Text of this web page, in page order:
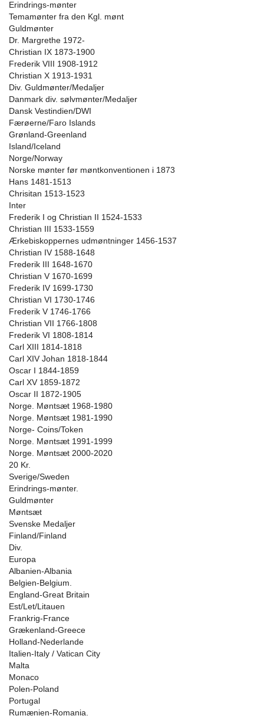
Erindrings-mønter
Temamønter fra den Kgl. mønt
Guldmønter
Dr. Margrethe 1972-
Christian IX 1873-1900
Frederik VIII 1908-1912
Christian X 1913-1931
Div. Guldmønter/Medaljer
Danmark div. sølvmønter/Medaljer
Dansk Vestindien/DWI
Færøerne/Faro Islands
Grønland-Greenland
Island/Iceland
Norge/Norway
Norske mønter før møntkonventionen i 1873
Hans 1481-1513
Chrisitan 1513-1523
Inter
Frederik I og Christian II 1524-1533
Christian III 1533-1559
Ærkebiskoppernes udmøntninger 1456-1537
Christian IV 1588-1648
Frederik III 1648-1670
Christian V 1670-1699
Frederik IV 1699-1730
Christian VI 1730-1746
Frederik V 1746-1766
Christian VII 1766-1808
Frederik VI 1808-1814
Carl XIII 1814-1818
Carl XIV Johan 1818-1844
Oscar I 1844-1859
Carl XV 1859-1872
Oscar II 1872-1905
Norge. Møntsæt 1968-1980
Norge. Møntsæt 1981-1990
Norge- Coins/Token
Norge. Møntsæt 1991-1999
Norge. Møntsæt 2000-2020
20 Kr.
Sverige/Sweden
Erindrings-mønter.
Guldmønter
Møntsæt
Svenske Medaljer
Finland/Finland
Div.
Europa
Albanien-Albania
Belgien-Belgium.
England-Great Britain
Est/Let/Litauen
Frankrig-France
Grækenland-Greece
Holland-Nederlande
Italien-Italy / Vatican City
Malta
Monaco
Polen-Poland
Portugal
Rumænien-Romania.